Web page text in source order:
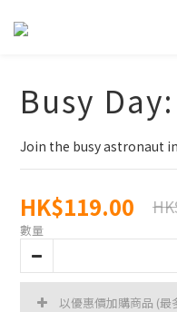
Busy
Join the busy astronaut
HK$119.00
數量
以優惠價加購商品 (最